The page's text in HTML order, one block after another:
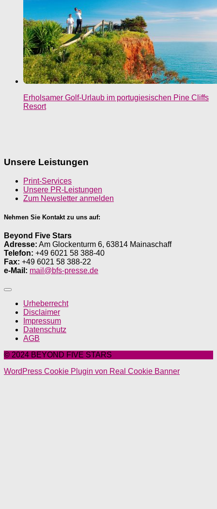
Erholsamer Golf-Urlaub im portugiesischen Pine Cliffs
Resort
Unsere Leistungen
Print-Services
Unsere PR-Leistungen
Zum Newsletter anmelden
Nehmen Sie Kontakt zu uns auf:
Beyond Five Stars
Adresse: Am Glockenturm 6, 63814 Mainaschaff
Telefon: +49 6021 58 388-40
Fax: +49 6021 58 388-22
e-Mail: mail@bfs-presse.de
Urheberrecht
Disclaimer
Impressum
Datenschutz
AGB
© 2024 BEYOND FIVE STARS
WordPress Cookie Plugin von Real Cookie Banner